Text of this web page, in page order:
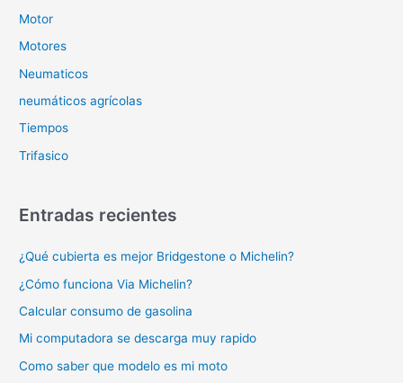
Motor
Motores
Neumaticos
neumáticos agrícolas
Tiempos
Trifasico
Entradas recientes
¿Qué cubierta es mejor Bridgestone o Michelin?
¿Cómo funciona Via Michelin?
Calcular consumo de gasolina
Mi computadora se descarga muy rapido
Como saber que modelo es mi moto